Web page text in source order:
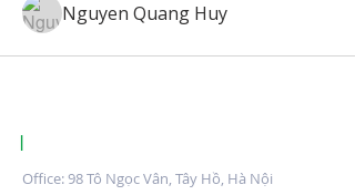
Nguyen Quang Huy
|
Office: 98 Tô Ngọc Vân, Tây Hồ, Hà Nội